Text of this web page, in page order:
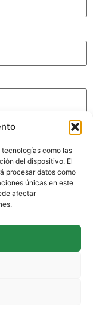
como las
del dispositivo. El
procesar datos como
únicas en este
afectar
Cantabria